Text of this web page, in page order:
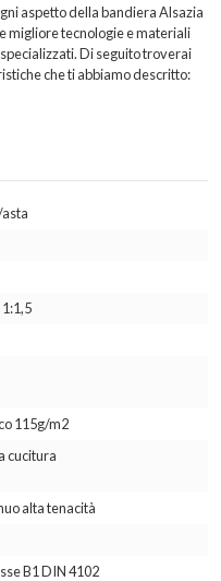
aspetto della bandiera Alsazia
migliore tecnologie e materiali
Di seguito troverai
che ti abbiamo descritto:
115g/m2
cucitura
alta tenacità
B1 DIN 4102